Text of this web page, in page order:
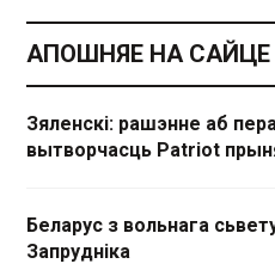
АПОШНЯЕ НА САЙЦЕ
Зяленскі: рашэнне аб
вытворчасць Patriot
Беларус з вольнага
Запрудніка